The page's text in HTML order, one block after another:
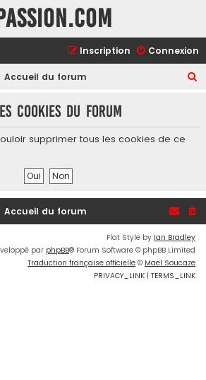
Connexion
Inscription
Accueil du forum
h
e
cookies du forum
supprimer tous les cookies de ce
Accueil du forum
Flat Style by Ian Bradley
par phpBB® Forum Software © phpBB Limited
Traduction française officielle © Maël Soucaze
PRIVACY_LINK | TERMS_LINK